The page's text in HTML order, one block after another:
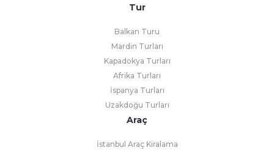
Tur
Balkan Turu
Mardin Turları
Kapadokya Turları
Afrika Turları
İspanya Turları
Uzakdoğu Turları
Araç
İstanbul Araç Kiralama